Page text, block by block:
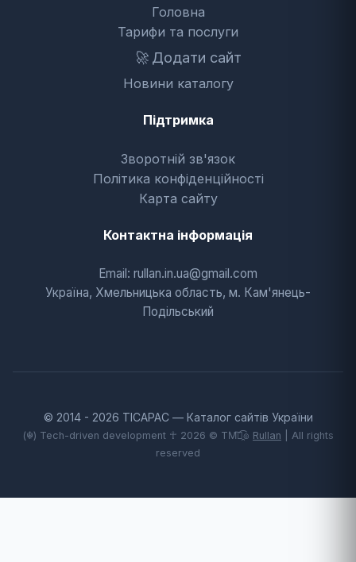
Головна
Тарифи та послуги
🚀Додати сайт
Новини каталогу
Підтримка
Зворотній зв'язок
Політика конфіденційності
Карта сайту
Контактна інформація
Email: rullan.in.ua@gmail.com
Україна, Хмельницька область, м. Кам'янець-
Подільський
© 2014 - 2026 TICAPAC — Каталог сайтів України
(☬) Tech-driven development ☥ 2026 © TM͡๏̯͡๏ Rullan | All rights
reserved